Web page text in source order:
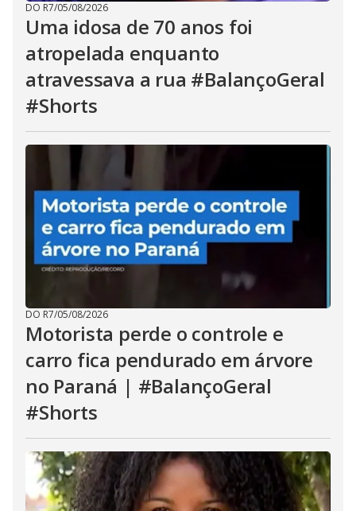
DO R7/05/08/2026
Uma idosa de 70 anos foi
atropelada enquanto
atravessava a rua #BalançoGeral
#Shorts
DO R7/05/08/2026
Motorista perde o controle e
carro fica pendurado em árvore
no Paraná | #BalançoGeral
#Shorts